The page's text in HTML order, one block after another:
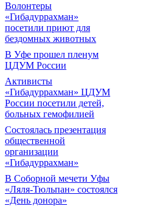
Волонтеры
«Гибадуррахман»
посетили приют для
бездомных животных
В Уфе прошел пленум
ЦДУМ России
Активисты
«Гибадуррахман» ЦДУМ
России посетили детей,
больных гемофилией
Состоялась презентация
общественной
организации
«Гибадуррахман»
В Соборной мечети Уфы
«Ляля-Тюльпан» состоялся
«День донора»